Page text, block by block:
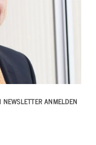
ANMELDEN